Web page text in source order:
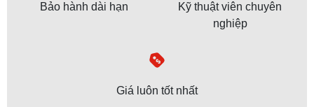
Bảo hành dài hạn
Kỹ thuật viên chuyên
nghiệp
Giá luôn tốt nhất